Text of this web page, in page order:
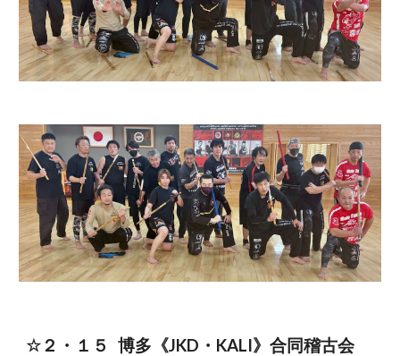
☆２・ １５ 博多 《JKD・KALI》合同稽古会